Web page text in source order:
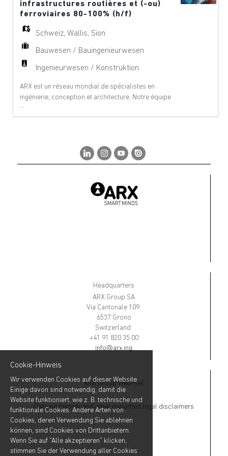
infrastructures routières et (-ou)
ferroviaires 80-100% (h/f)
Schweiz ,Wallis ,Sion
Bauwesen / Bauingenieurwesen
Ingenieurwesen / Konstruktion
ARX est un réseau mondial de spécialistes en
ingénierie, conception et architecture. Notre équipe
offre des services de conseil à 360°, de gestion de
projet et de services techniques dans les domaines
équipements, géologie, géotechnique, énergie
Headquarters
ARX Group SA
Via Cantonale 109
6537 Grono
Switzerland
+41 91 820 35 00
info@arx.ing
ARX Group Webmail
Data protection and other important legal disclaimers
Cookie-Hinweis
Wir verwenden Cookies auf dieser Website.
Einige davon sind notwendig, damit die
Website funktioniert, wie z. B. technische und
funktionale Cookies. Andere Arten von
Cookies, deren Verwendung Sie ablehnen
können, sind Cookies von Drittanbietern.
Wenn Sie auf "Alle akzeptieren" klicken,
stimmen Sie der Verwendung aller Cookies